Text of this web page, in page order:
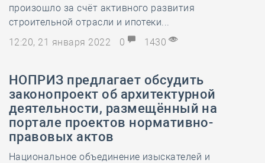
произошло за счёт активного развития
строительной отрасли и ипотеки...
12:20, 21 января 2022
0 1430
НОПРИЗ предлагает обсудить
законопроект об архитектурной
деятельности, размещённый на
портале проектов нормативно-
правовых актов
Национальное объединение изыскателей и